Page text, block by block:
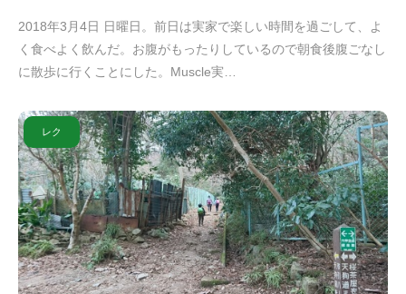
2018年3月4日 日曜日。前日は実家で楽しい時間を過ごして、よ
く食べよく飲んだ。お腹がもったりしているので朝食後腹ごなし
に散歩に行くことにした。Muscle実…
レク